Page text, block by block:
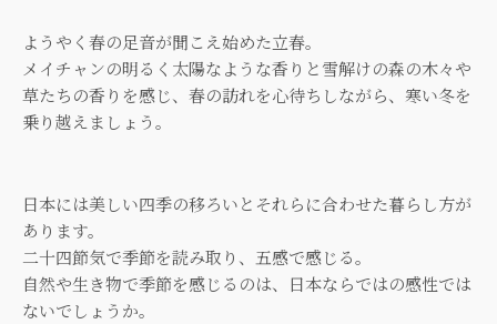
ようやく春の足音が聞こえ始めた立春。
メイチャンの明るく太陽なような香りと雪解けの森の木々や
草たちの香りを感じ、春の訪れを心待ちしながら、寒い冬を
乗り越えましょう。
日本には美しい四季の移ろいとそれらに合わせた暮らし方が
あります。
二十四節気で季節を読み取り、五感で感じる。
自然や生き物で季節を感じるのは、日本ならではの感性では
ないでしょうか。